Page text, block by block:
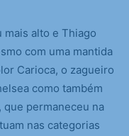
mais alto e Thiago
com uma mantida
Carioca, o zagueiro
como também
que permaneceu na
nas categorias